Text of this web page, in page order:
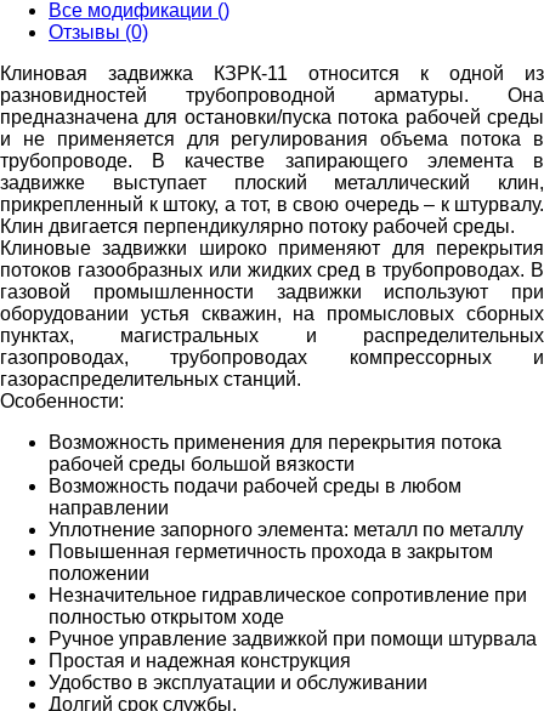
Все модификации ()
Отзывы (0)
Клиновая задвижка КЗРК-11 относится к одной из
разновидностей трубопроводной арматуры. Она
предназначена для остановки/пуска потока рабочей среды
и не применяется для регулирования объема потока в
трубопроводе. В качестве запирающего элемента в
задвижке выступает плоский металлический клин,
прикрепленный к штоку, а тот, в свою очередь – к штурвалу.
Клин двигается перпендикулярно потоку рабочей среды.
Клиновые задвижки широко применяют для перекрытия
потоков газообразных или жидких сред в трубопроводах. В
газовой промышленности задвижки используют при
оборудовании устья скважин, на промысловых сборных
пунктах, магистральных и распределительных
газопроводах, трубопроводах компрессорных и
газораспределительных станций.
Особенности:
Возможность применения для перекрытия потока
рабочей среды большой вязкости
Возможность подачи рабочей среды в любом
направлении
Уплотнение запорного элемента: металл по металлу
Повышенная герметичность прохода в закрытом
положении
Незначительное гидравлическое сопротивление при
полностью открытом ходе
Ручное управление задвижкой при помощи штурвала
Простая и надежная конструкция
Удобство в эксплуатации и обслуживании
Долгий срок службы.